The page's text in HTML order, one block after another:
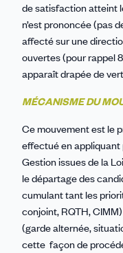
de satisfaction atteint
n’est prononcée (pas
affecté sur une
ouvertes (pour rappel
apparaît drapée de
MÉCANISME DU
Ce mouvement est le
effectué en
Gestion issues de la
le départage des
cumulant tant les
conjoint, RQTH,
(garde alternée,
cette façon de